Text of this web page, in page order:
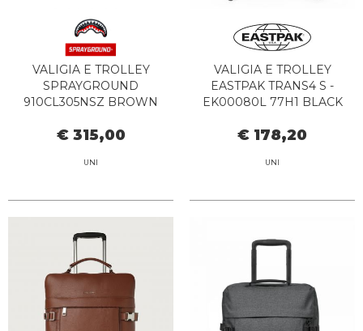
VALIGIA E TROLLEY
SPRAYGROUND
910CL305NSZ BROWN
€ 315,00
UNI
VALIGIA E TROLLEY
EASTPAK TRANS4 S -
EK00080L 77H1 BLACK
€ 178,20
UNI